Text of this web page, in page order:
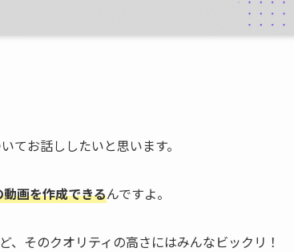
てお話ししたいと思います。
画を作成できるんですよ。
そのクオリティの高さにはみんなビックリ！